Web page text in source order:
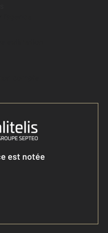
l'agence
estimation
compte
est notée